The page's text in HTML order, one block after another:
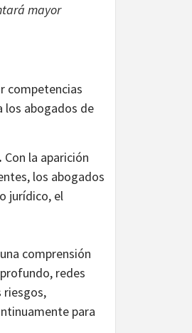
mayor
competencias
los abogados de
Con la aparición
los abogados
jurídico, el
comprensión
redes
riesgos,
para